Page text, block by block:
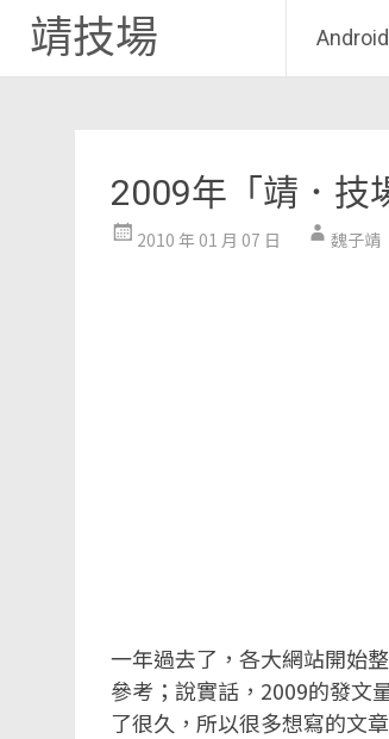
靖技場 Android
2009年「靖．技
2010 年 01 月 07 日 魏子靖
一年過去了，各大網站開始
參考；說實話，2009的發文
了很久，所以很多想寫的文